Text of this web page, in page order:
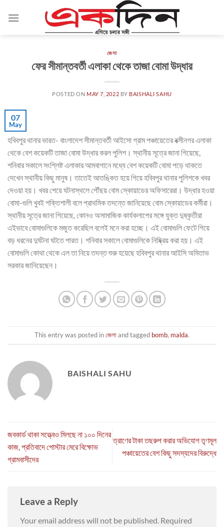
জেলা
ফের সীমান্তবর্তী এলাকা থেকে তাজা বোমা উদ্ধার
POSTED ON MAY 7, 2022 BY BAISHALI SAHU
07
May
হবিবপুর থানার ভারত- বাংলাদেশ সীমান্তবর্তী আইসো গ্রাম পঞ্চায়েতের বক্সীনগর এলাকা
থেকে বেশ কয়েকটি তাজা বোমা উদ্ধার করল পুলিশ। স্থানীয় সূত্রে জানা গিয়েছে,
শনিবার সকালে সংশ্লিষ্ট এলাকার আমবাগানে মধ্যে বেশ কয়েকটি বোমা পড়ে থাকতে
দেখেন স্থানীয় কিছু মানুষ। তাতেই আতঙ্কিত হয়ে গিয়ে হবিবপুর থানার পুলিশকে খবর
দেওয়া হয়। খবর পেয়ে ঘটনাস্থলে পৌঁছয় বোম স্কোয়াডের অফিসারেরা। উদ্ধার হওয়া
বোমা-গুলি খুবই শক্তিশালী বলে প্রাথমিক তদন্তে জানিয়েছে বোম স্কোয়াডের কর্মীরা।
স্থানীয় সূত্রে জানা গিয়েছে, কোনও অসামাজিক কার্যকলাপের সঙ্গে যুক্ত দুষ্কৃতীরা
এইভাবে বোমাগুলিকে মজুত করেছিল বলেই মনে করা হচ্ছে। এই বোমাগুলি ফেটে গিয়ে
বড় ধরনের দুর্ঘটনা ঘটতে পারত। শনিবার সকালে বোমাগুলিকে নিষ্ক্রিয় করা হয়। এই
বোমাগুলি কোথা থেকে এল তা নিয়ে তদন্ত শুরু হয়েছে হবিবপুর থানার আইসি অমিতাভ
সরকার জানিয়েছেন।
This entry was posted inজেলাand tagged bomb, malda.
BAISHALI SAHU
জবকার্ড থাকা সত্ত্বেও মিলছে না ১০০ দিনের
কাজ, প্রতিবাদে পোস্টার মেরে বিক্ষোভ
গ্রামবাসীদের
ত্রাণের টাকা তছরুপ করার অভিযোগ তৃণমূল
পঞ্চায়েতের বেশ কিছু সদস্যদের বিরুদ্ধে
Leave a Reply
Your email address will not be published. Required